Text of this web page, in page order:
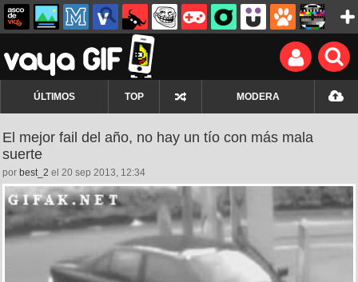
ÚLTIMOS TOP MODERA
El mejor fail del año, no hay un tío con más mala
suerte
por best_2 el 20 sep 2013, 12:34